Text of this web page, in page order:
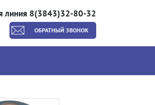
линия 8(3843)32-80-32
ОБРАТНЫЙ ЗВОНОК